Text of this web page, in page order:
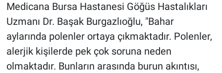
Medicana Bursa Hastanesi Göğüs Hastalıkları
Uzmanı Dr. Başak Burgazlıoğlu, "Bahar
aylarında polenler ortaya çıkmaktadır. Polenler,
alerjik kişilerde pek çok soruna neden
olmaktadır. Bunların arasında burun akıntısı,